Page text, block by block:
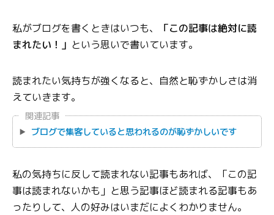
私がブログを書くときはいつも、
「この記事は絶対に読
まれたい！」 という思いで書いています。
読まれたい気持ちが強くなると、自然と恥ずかしさは消
えていきます。
関連記事
ブログで集客していると思われるのが恥ずかしいです
私の気持ちに反して読まれない記事もあれば、「この記
事は読まれないかも」と思う記事ほど読まれる記事もあ
ったりして、人の好みはいまだによくわかりません。